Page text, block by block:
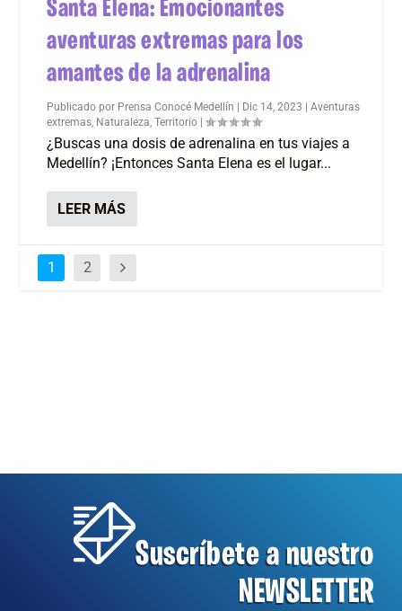
Santa Elena: Emocionantes
aventuras extremas para los
amantes de la adrenalina
Publicado por Prensa Conocé Medellín | Dic 14, 2023 |Aventuras
extremas Naturaleza ,Territorio |
¿Buscas una dosis de adrenalina en tus viajes a
Medellín? ¡Entonces Santa Elena es el lugar...
LEER MÁS
1 2
Suscríbete a nuestro
NEWSLETTER